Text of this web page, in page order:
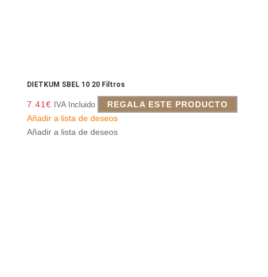
DIETKUM SBEL 10 20 Filtros
7.41 € IVA Incluido
REGALA ESTE PRODUCTO
Añadir a lista de deseos
Añadir a lista de deseos